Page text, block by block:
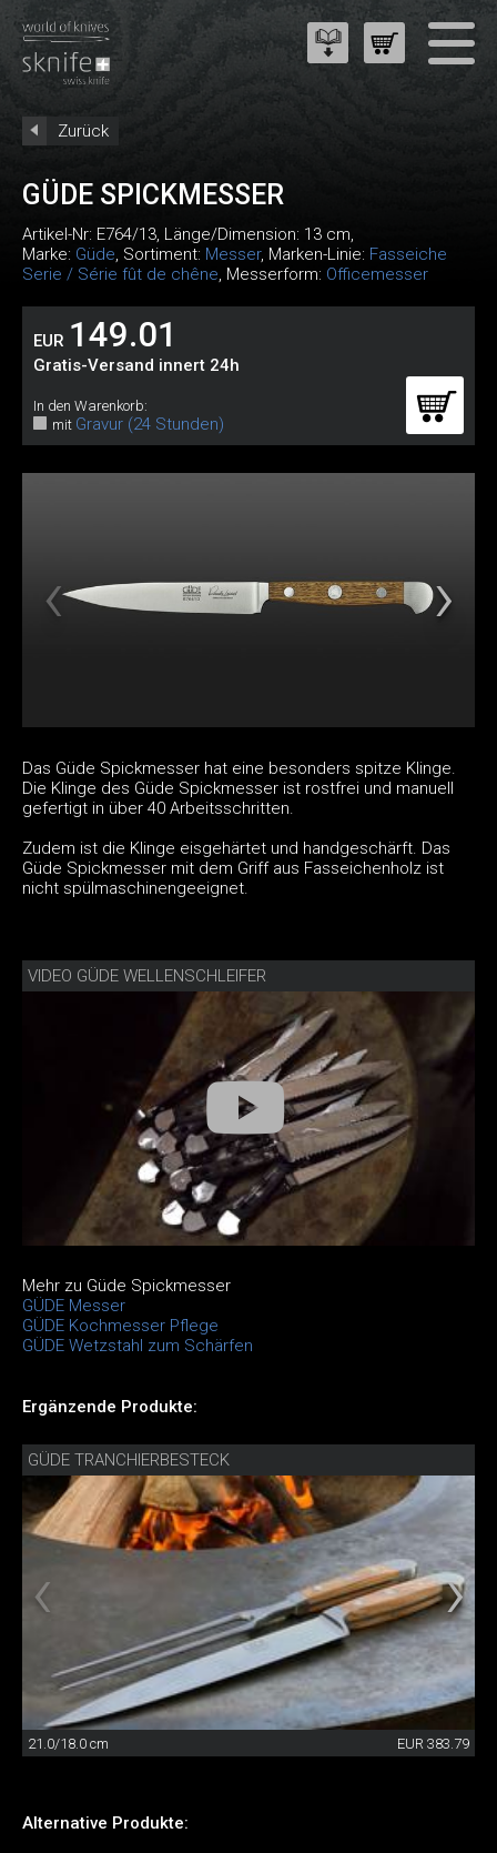
Zurück
GÜDE SPICKMESSER
Artikel-Nr: E764/13, Länge/Dimension: 13 cm,
Marke: Güde, Sortiment: Messer, Marken-Linie: Fasseiche
Serie / Série fût de chêne, Messerform: Officemesser
EUR 149.01
Gratis-Versand innert 24h
In den Warenkorb:
mit Gravur (24 Stunden)
Das Güde Spickmesser hat eine besonders spitze Klinge.
Die Klinge des Güde Spickmesser ist rostfrei und manuell
gefertigt in über 40 Arbeitsschritten.
Zudem ist die Klinge eisgehärtet und handgeschärft. Das
Güde Spickmesser mit dem Griff aus Fasseichenholz ist
nicht spülmaschinengeeignet.
VIDEO GÜDE WELLENSCHLEIFER
Mehr zu Güde Spickmesser
GÜDE Messer
GÜDE Kochmesser Pflege
GÜDE Wetzstahl zum Schärfen
Ergänzende Produkte:
GÜDE TRANCHIERBESTECK
21.0/18.0 cm EUR 383.79
Alternative Produkte: